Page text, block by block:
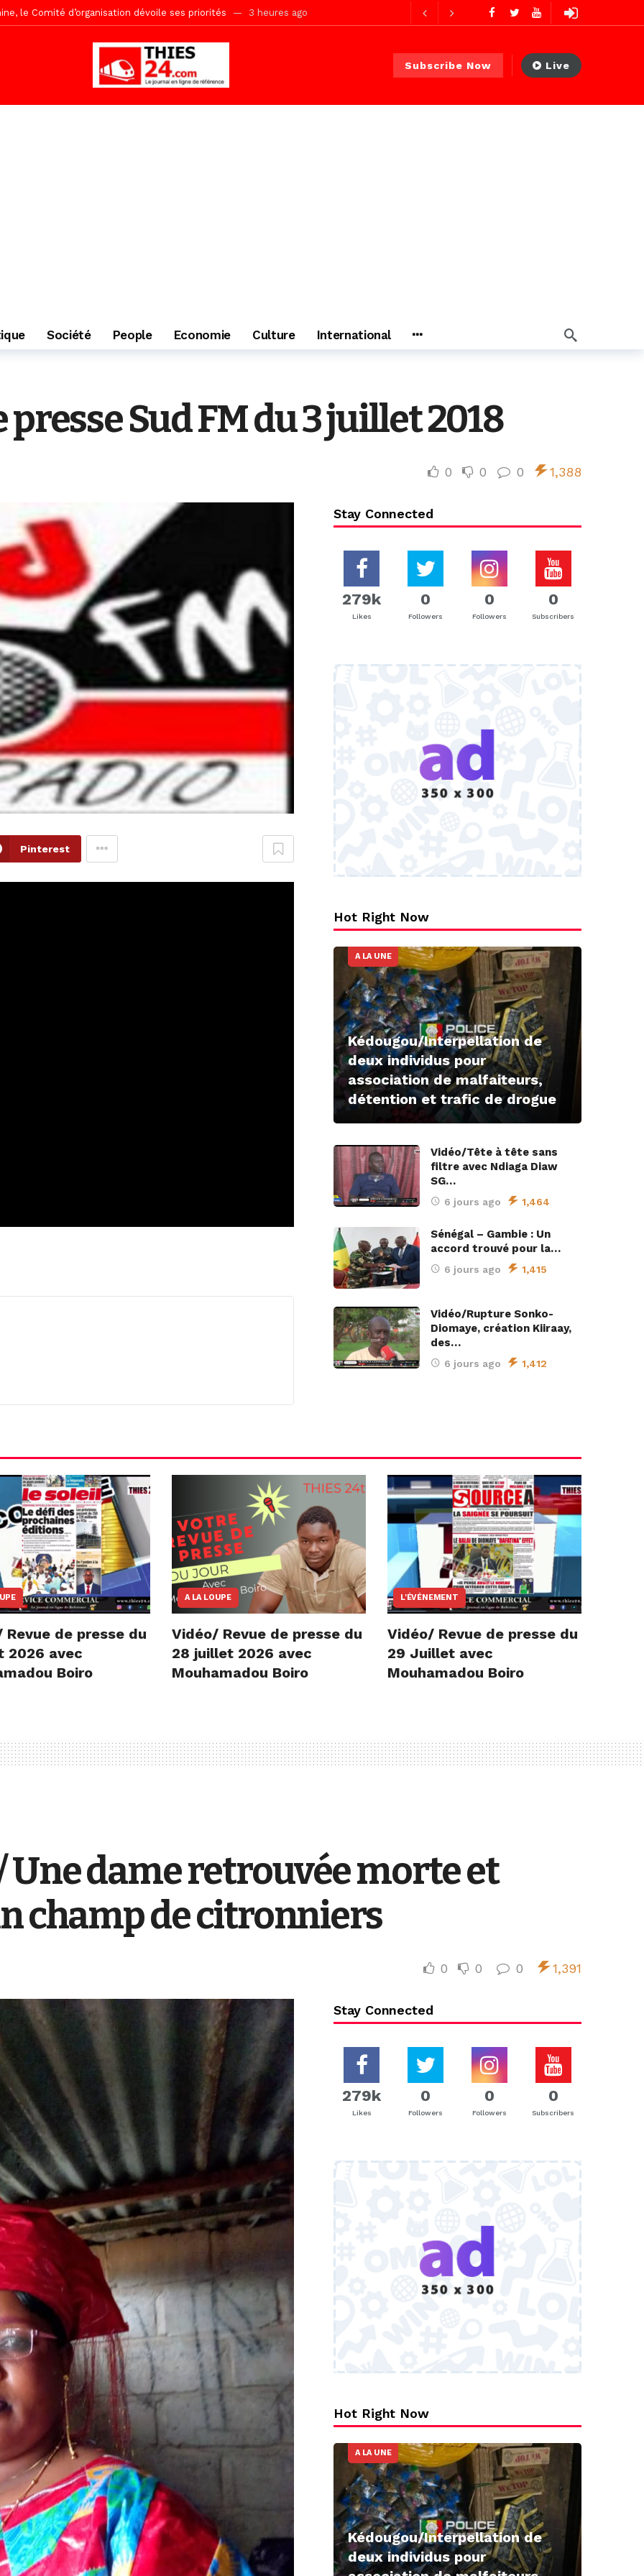
Nimzath Thiès, mesures annoncées pour une réussite 3 heures ago
sénégalaise ne peut se réduire au seul libéralisme (Lamine Diouck PS)
l’appel du Khalif Général 1 jour ago
Mame El Hadji décline ses priorités devant le Gouverneur 1 jour ago
Subscribe Now Live
Société People Economie Culture International
Sud FM du 3 juillet 2018
0 0 0 1,388
Pinterest
Stay Connected
279k
Likes
0
Followers
0
Followers
0
Subscribers
Hot Right Now
A LA UNE
Kédougou/Interpellation de
deux individus pour
association de malfaiteurs,
détention et trafic de drogue
Vidéo/Tête à tête sans
filtre avec Ndiaga Diaw
SG…
6 jours ago 1,464
Sénégal – Gambie : Un
accord trouvé pour la…
6 jours ago 1,415
Vidéo/Rupture Sonko-
Diomaye, création Kiiraay,
des…
6 jours ago 1,412
Revue de presse du
2026 avec
Boiro
A LA LOUPE
Vidéo/ Revue de presse du
28 juillet 2026 avec
Mouhamadou Boiro
L'ÉVÉNEMENT
Vidéo/ Revue de presse du
29 Juillet avec
Mouhamadou Boiro
Une dame retrouvée morte et
champ de citronniers
0 0 0 1,391
Stay Connected
279k
Likes
0
Followers
0
Followers
0
Subscribers
Hot Right Now
A LA UNE
Kédougou/Interpellation de
deux individus pour